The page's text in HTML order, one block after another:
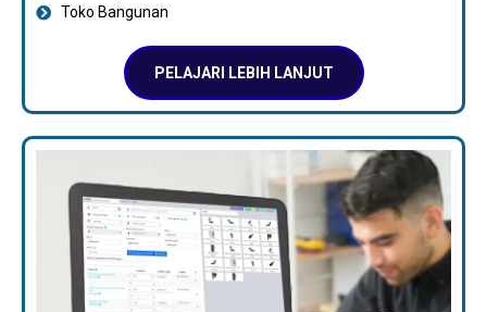
Toko Bangunan
PELAJARI LEBIH LANJUT